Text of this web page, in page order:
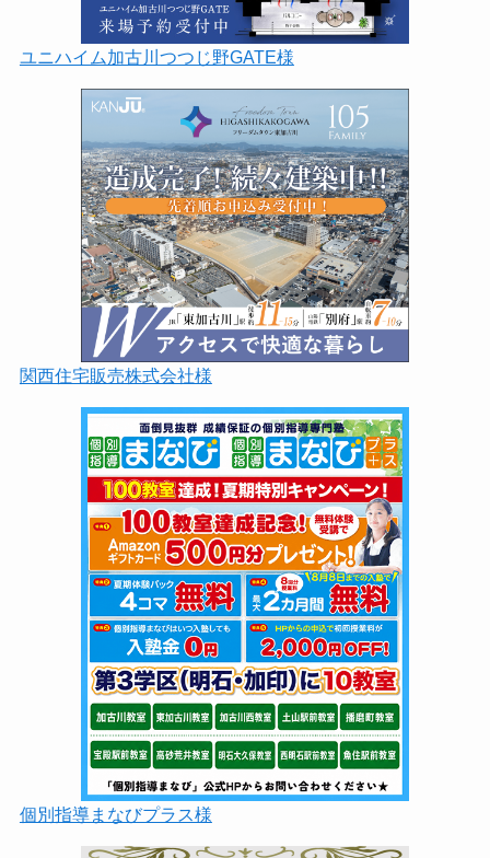
ユニハイム加古川つつじ野GATE様
関西住宅販売株式会社様
個別指導まなびプラス様